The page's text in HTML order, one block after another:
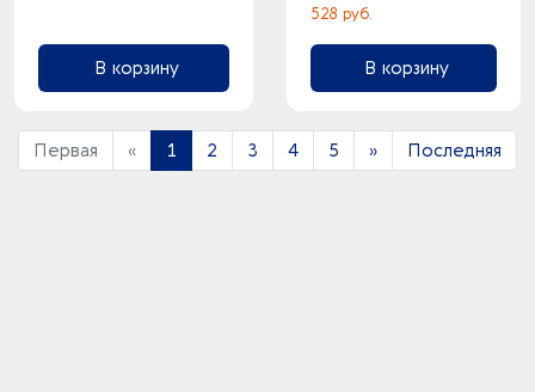
В корзину
528 руб.
В корзину
Первая « 1 2 3 4 5 » Последняя